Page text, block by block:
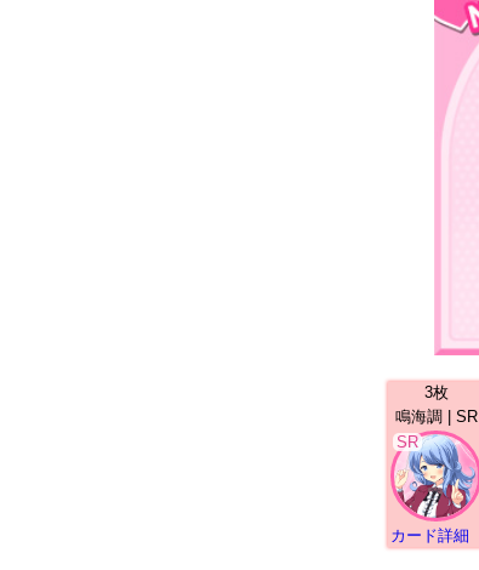
3枚
鳴海調 | SR
SR
カード詳細